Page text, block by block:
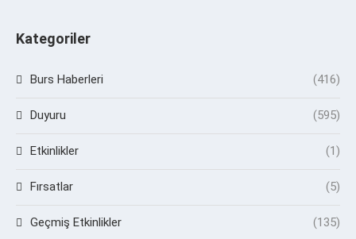
Kategoriler
Burs Haberleri (416)
Duyuru (595)
Etkinlikler (1)
Fırsatlar (5)
Geçmiş Etkinlikler (135)